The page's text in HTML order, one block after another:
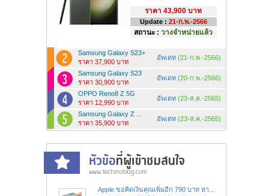
ราคา 43,900 บาท
Update : 21-ก.พ.-2566
สถานะ : วางจำหน่ายแล้ว
Samsung Galaxy S23+
ราคา 37,900 บาท
อัพเดท (21-ก.พ.-2566)
Samsung Galaxy S23
ราคา 30,900 บาท
อัพเดท (20-ก.พ.-2566)
OPPO Reno8 Z 5G
ราคา 12,990 บาท
อัพเดท (23-ส.ค.-2565)
Samsung Galaxy Z ...
ราคา 35,900 บาท
อัพเดท (23-ส.ค.-2565)
Apple ขอคิดเงินคุณเพิ่มอีก 790 บาท หา...